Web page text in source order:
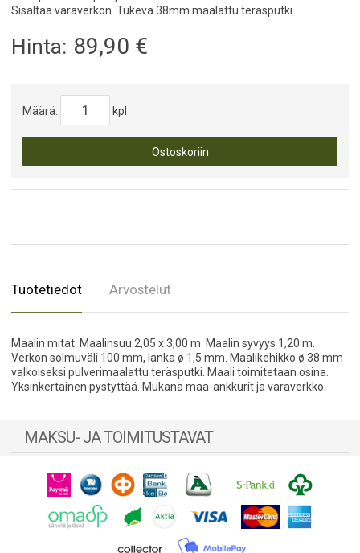
Sisältää varaverkon. Tukeva 38mm maalattu teräsputki.
Hinta: 89,90 €
Määrä: kpl
Ostoskoriin
Tuotetiedot Arvostelut
Maalin mitat: Maalinsuu 2,05 x 3,00 m. Maalin syvyys 1,20 m.
Verkon solmuväli 100 mm, lanka ø 1,5 mm. Maalikehikko ø 38 mm
valkoiseksi pulverimaalattu teräsputki. Maali toimitetaan osina.
Yksinkertainen pystyttää. Mukana maa-ankkurit ja varaverkko.
MAKSU- JA TOIMITUSTAVAT